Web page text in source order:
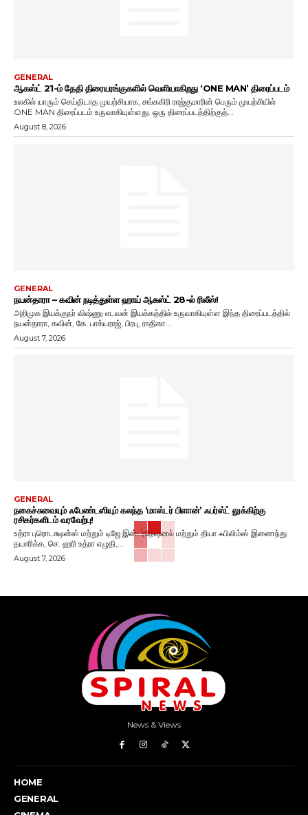
GENERAL
ஆகஸ்ட் 21-ம் தேதி திரையரங்குகளில் வெளியாகிறது ‘ONE MAN’ திரைப்படம்
உலகில் யாரும் செய்திடாத முயற்சியாக, சங்ககிரி ராஜ்குமாரின் பெரும் முயற்சியில்
ONE MAN திரைப்படம் உருவாகியுள்ளது. ஒரு திரைப்படத்திற்குத்...
August 8, 2026
GENERAL
நயன்தாரா – கவின் நடித்துள்ள ஹாய் ஆகஸ்ட் 28-ல் ரிலீஸ்!
அறிமுக இயக்குநர் விஷ்ணு எடவன் இயக்கத்தில் உருவாகியுள்ள இந்த திரைப்படத்தில்
நயன்தாரா, கவின், கே. பாக்யராஜ், பிரபு, ராதிகா...
August 7, 2026
GENERAL
நகைச்சுவையும் ஃபேண்டஸியும் கலந்த ‘மாஸ்டர் பிளான்’ ஃபர்ஸ்ட் லுக்கிற்கு
ரசிகர்களிடம் வரவேற்பு!
உத்ரா புரொடக்ஷன்ஸ் மற்றும் டிஜே இன்டர்நேஷனல் மற்றும் தியா ஃபிலிம்ஸ் இணைந்து
தயாரிக்க, செ. ஹரி உத்ரா எழுதி,...
August 7, 2026
News & Views
HOME
GENERAL